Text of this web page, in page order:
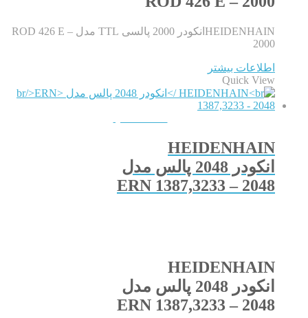
HEIDENHAINانکودر 2000 پالسی TTL مدل ROD 426 E –
2000
اطلاعات بیشتر
Quick View
HEIDENHAIN
انکودر 2048 پالس مدل
ERN 1387,3233 – 2048
HEIDENHAIN
انکودر 2048 پالس مدل
ERN 1387,3233 – 2048